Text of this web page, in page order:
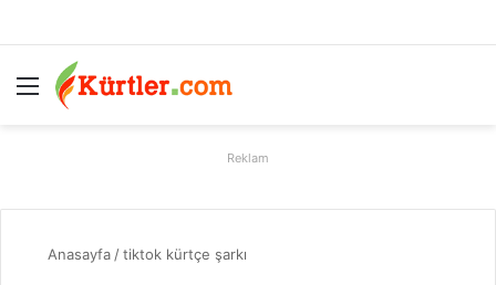
Menü
Reklam
Anasayfa /tiktok kürtçe şarkı